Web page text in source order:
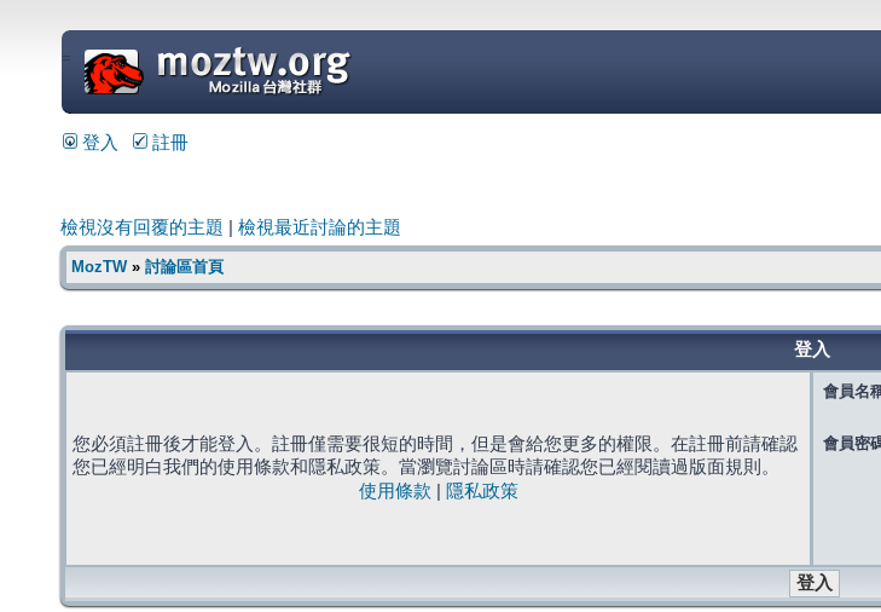
=
登入 註冊
檢視沒有回覆的主題 檢視最近討論的主題
MozTW» 討論區首頁
登入
您必須註冊後才能登入。註冊僅需要很短的時間，但是會給您更多的權限。在註冊前請確認
您已經明白我們的使用條款和隱私政策。當瀏覽討論區時請確認您已經閱讀過版面規則。
使用條款
隱私政策
會員名
會員密